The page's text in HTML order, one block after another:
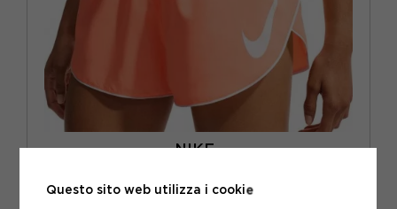
NIKE
ACQUISTA
Questo sito web utilizza i cookie